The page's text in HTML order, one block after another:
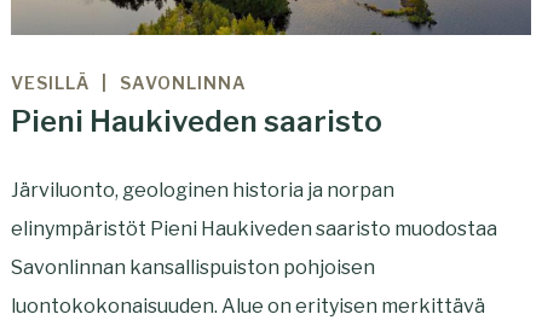
VESILLÄ SAVONLINNA
Pieni Haukiveden saaristo
Järviluonto, geologinen historia ja norpan
elinympäristöt Pieni Haukiveden saaristo muodostaa
Savonlinnan kansallispuiston pohjoisen
luontokokonaisuuden. Alue on erityisen merkittävä